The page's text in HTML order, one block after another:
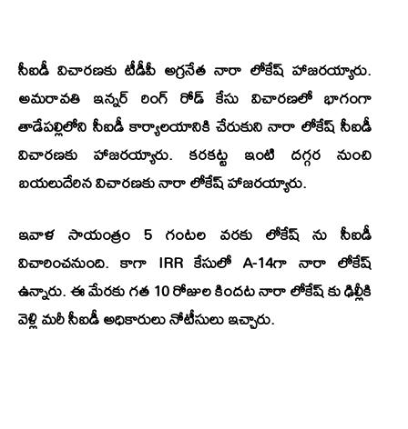
సీఐడీ విచారణకు టీడీపీ అగ్రనేత నారా లోకేష్ హాజరయ్యారు.
అమరావతి ఇన్నర్‌ రింగ్‌ రోడ్‌ కేసు విచారణలో భాగంగా
తాడేపల్లిలోని సీఐడీ కార్యాలయానికి చేరుకుని నారా లోకేష్ సీఐడీ
విచారణకు హాజరయ్యారు. కరకట్ట ఇంటి దగ్గర నుంచి
బయలుదేరిన విచారణకు నారా లోకేష్ హాజరయ్యారు.
ఇవాళ సాయంత్రం 5 గంటల వరకు లోకేష్‌ ను సీఐడీ
విచారించనుంది. కాగా IRR కేసులో A-14గా నారా లోకేష్
ఉన్నారు. ఈ మేరకు గత 10 రోజుల కిందట నారా లోకేష్‌ కు ఢిల్లీకి
వెళ్లి మరీ సీఐడీ అధికారులు నోటీసులు ఇచ్చారు.